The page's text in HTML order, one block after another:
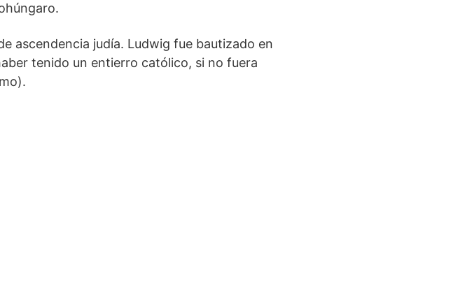
ascendencia judía. Ludwig fue bautizado en
tenido un entierro católico, si no fuera